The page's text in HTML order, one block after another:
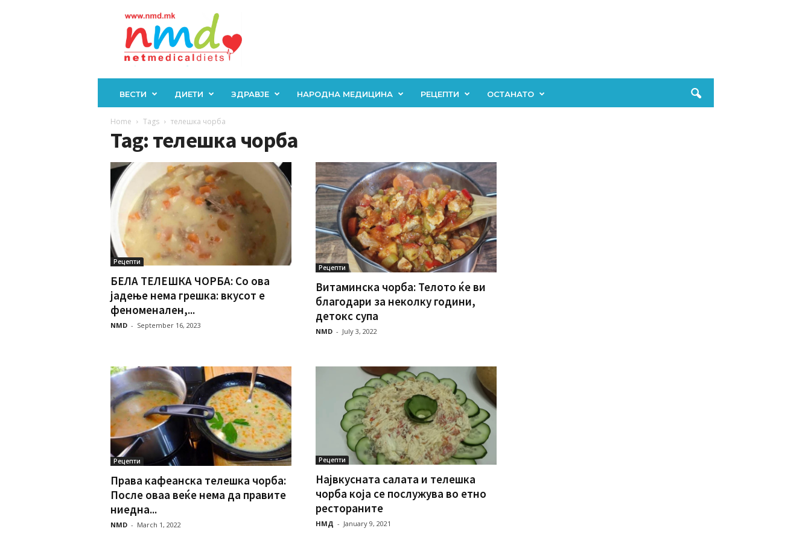
ВЕСТИ ДИЕТИ ЗДРАВЈЕ НАРОДНА МЕДИЦИНА РЕЦЕПТИ ОСТАНАТО
Home Tags телешка чорба
Tag: телешка чорба
Рецепти
БЕЛА ТЕЛЕШКА ЧОРБА: Со ова
јадење нема грешка: вкусот е
феноменален,...
NMD - September 16, 2023
Рецепти
Витаминска чорба: Телото ќе ви
благодари за неколку години,
детокс супа
NMD - July 3, 2022
Рецепти
Права кафеанска телешка чорба:
После оваа веќе нема да правите
ниедна...
NMD - March 1, 2022
Рецепти
Највкусната салата и телешка
чорба која се послужува во етно
рестораните
НМД - January 9, 2021